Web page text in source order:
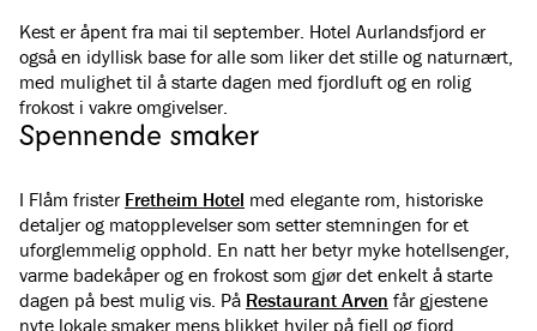
Kest er åpent fra mai til september. Hotel Aurlandsfjord er
også en idyllisk base for alle som liker det stille og naturnært,
med mulighet til å starte dagen med fjordluft og en rolig
frokost i vakre omgivelser.
Spennende smaker
I Flåm frister Fretheim Hotel med elegante rom, historiske
detaljer og matopplevelser som setter stemningen for et
uforglemmelig opphold. En natt her betyr myke hotellsenger,
varme badekåper og en frokost som gjør det enkelt å starte
dagen på best mulig vis. På Restaurant Arven får gjestene
nyte lokale smaker mens blikket hviler på fjell og fjord.